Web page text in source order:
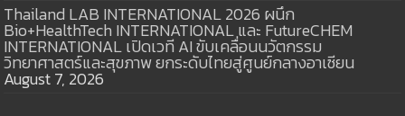
Thailand LAB INTERNATIONAL 2026 ผนึก
Bio+HealthTech INTERNATIONAL และ FutureCHEM
INTERNATIONAL เปิดเวที AI ขับเคลื่อนนวัตกรรม
วิทยาศาสตร์และสุขภาพ ยกระดับไทยสู่ศูนย์กลางอาเซียน
August 7, 2026